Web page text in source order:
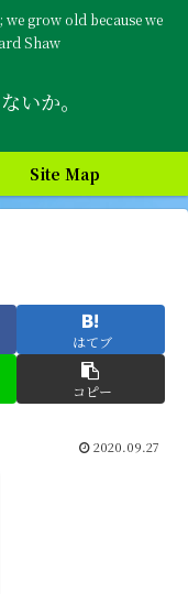
we grow old because we
Shaw
いか。
Site Map
はてブ
コピー
2020.09.27